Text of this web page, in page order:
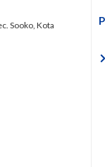
Sooko, Kota